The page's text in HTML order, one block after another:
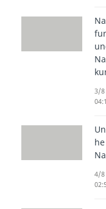
3/8
he
4/8